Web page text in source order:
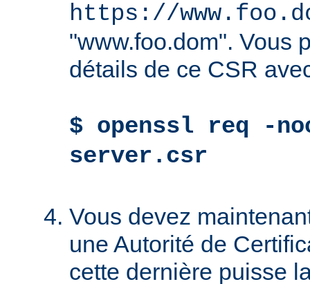
https://
"www.foo.dom". Vous
détails de ce CSR
$ openssl req -
server.csr
Vous devez
une Autorité de
cette dernière puisse